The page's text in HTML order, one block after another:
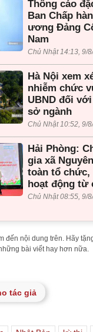
Thông cáo
Ban Chấp
ương Đảng
Nam
Chủ Nhật 14:13, 9/
Hà Nội xem
nhiễm chức
UBND đối
sở ngành
Chủ Nhật 10:52, 9/
Hải Phòng:
gia xã
toàn tổ chức,
hoạt động từ
Chủ Nhật 08:55, 9/
đến nội dung trên. Hãy
bài viết hay hơn nữa.
tác giả